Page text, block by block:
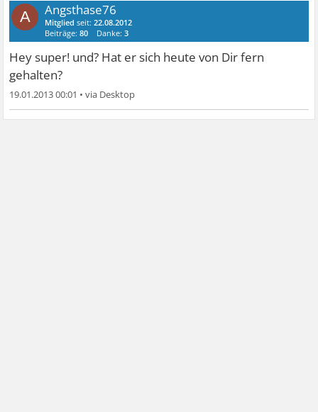
A Angsthase76
Mitglied seit:22.08.2012
Beiträge:80 Danke:3
Hey super! und? Hat er sich heute von Dir fern
gehalten?
19.01.2013 00:01 •